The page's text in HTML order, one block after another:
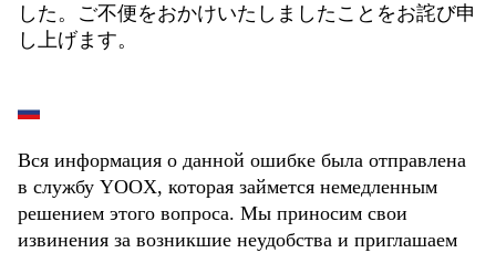
した。ご不便をおかけいたしましたことをお詫び申
し上げます。
Вся информация о данной ошибке была отправлена
в службу YOOX, которая займется немедленным
решением этого вопроса. Мы приносим свои
извинения за возникшие неудобства и приглашаем